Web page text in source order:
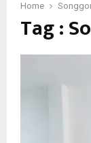
Home
Tag :